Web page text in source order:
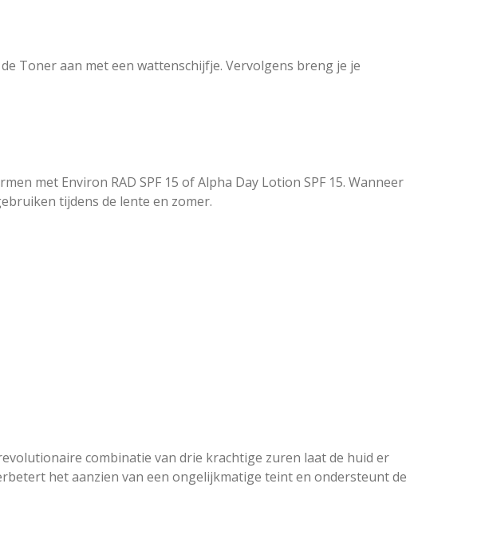
Toner aan met een wattenschijfje. Vervolgens breng je je
met Environ RAD SPF 15 of Alpha Day Lotion SPF 15. Wanneer
tijdens de lente en zomer.
combinatie van drie krachtige zuren laat de huid er
het aanzien van een ongelijkmatige teint en ondersteunt de